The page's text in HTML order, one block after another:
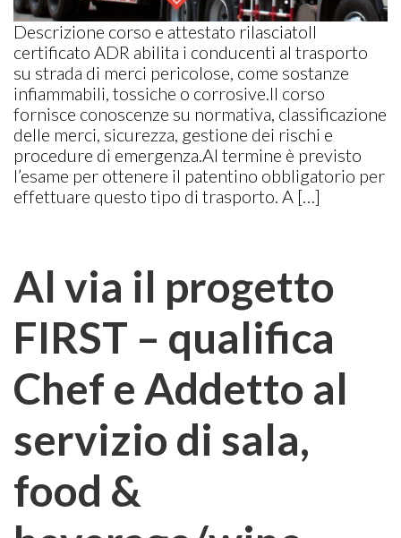
Descrizione corso e attestato rilasciatoIl
certificato ADR abilita i conducenti al trasporto
su strada di merci pericolose, come sostanze
infiammabili, tossiche o corrosive.Il corso
fornisce conoscenze su normativa, classificazione
delle merci, sicurezza, gestione dei rischi e
procedure di emergenza.Al termine è previsto
l’esame per ottenere il patentino obbligatorio per
effettuare questo tipo di trasporto. A […]
Al via il progetto
FIRST – qualifica
Chef e Addetto al
servizio di sala,
food &